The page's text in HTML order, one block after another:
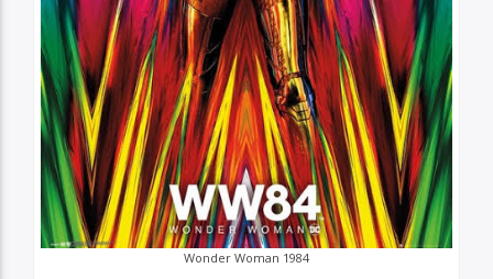
Wonder Woman 1984